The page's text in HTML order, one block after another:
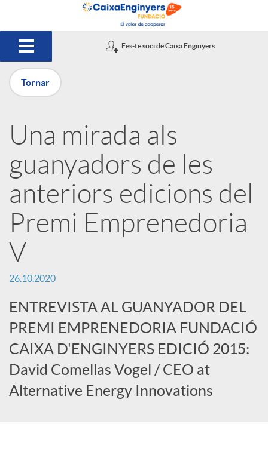
Fes-te soci de Caixa Enginyers
u
b
l
i
c
a
d
Tornar
Una mirada als
guanyadors de les
anteriors edicions del
Premi Emprenedoria
V
26.10.2020
ENTREVISTA AL GUANYADOR DEL
PREMI EMPRENEDORIA FUNDACIÓ
CAIXA D'ENGINYERS EDICIÓ 2015:
David Comellas Vogel / CEO at
Alternative Energy Innovations